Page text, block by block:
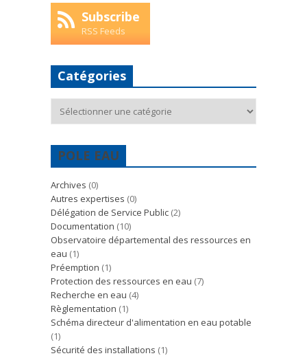
Subscribe
RSS Feeds
Catégories
POLE EAU
Archives (0)
Autres expertises (0)
Délégation de Service Public (2)
Documentation (10)
Observatoire départemental des ressources en
eau (1)
Préemption (1)
Protection des ressources en eau (7)
Recherche en eau (4)
Règlementation (1)
Schéma directeur d'alimentation en eau potable
(1)
Sécurité des installations (1)